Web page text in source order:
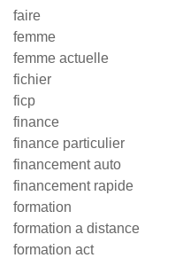
faire
femme
femme actuelle
fichier
ficp
finance
finance particulier
financement auto
financement rapide
formation
formation a distance
formation act